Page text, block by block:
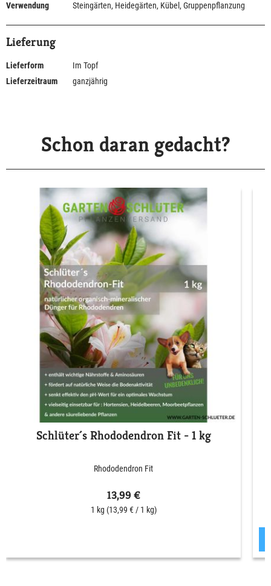
Verwendung
Steingärten, Heidegärten, Kübel, Gruppenpflanzung
Lieferung
Lieferform
Im Topf
Lieferzeitraum
ganzjährig
Schon daran gedacht?
Schlüter´s Rhododendron Fit - 1 kg
Rhododendron Fit
13,99 €
1 kg (13,99 € / 1 kg)